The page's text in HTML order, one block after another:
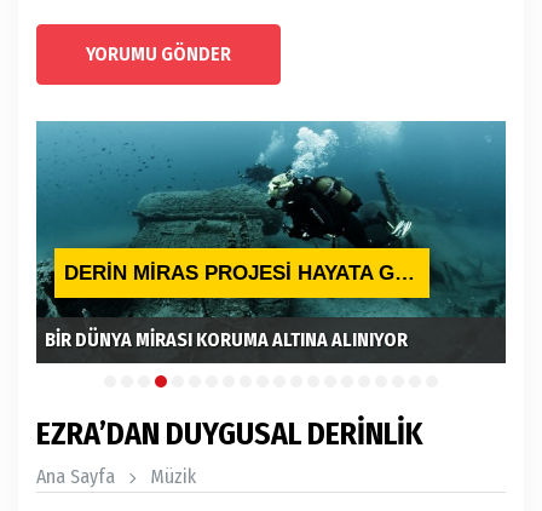
YORUMU GÖNDER
DERİN MİRAS PROJESİ HAYATA GEÇTİ
BİR DÜNYA MİRASI KORUMA ALTINA ALINIYOR
EZRA’DAN DUYGUSAL DERİNLİK
Ana Sayfa Müzik